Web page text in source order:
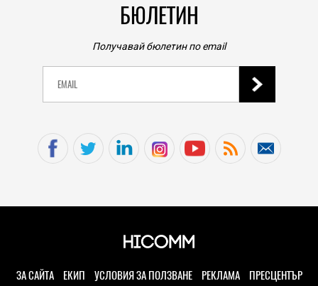
БЮЛЕТИН
Получавай бюлетин по email
ЗА САЙТА ЕКИП УСЛОВИЯ ЗА ПОЛЗВАНЕ РЕКЛАМА ПРЕСЦЕНТЪР